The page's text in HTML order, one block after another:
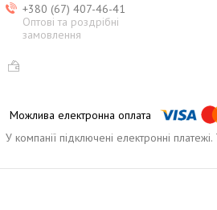
+380 (67) 407-46-41
Оптові та роздрібні
замовлення
У компанії підключені електронні